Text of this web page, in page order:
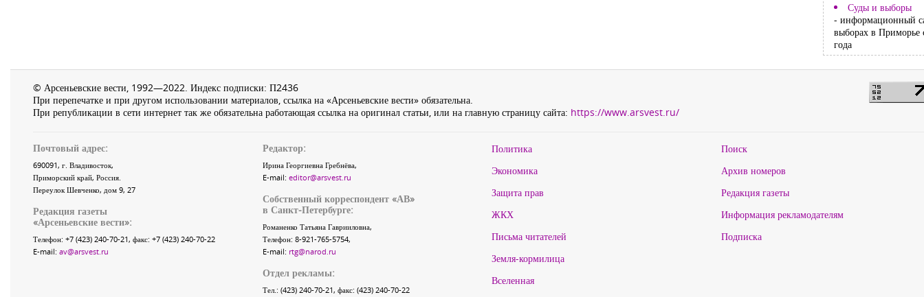
Суды и выборы
- информационный
выборах в Приморье
года
© Арсеньевские вести, 1992—2022. Индекс подписки: П2436
При перепечатке и при другом использовании материалов, ссылка на «Арсеньевские вести» обязательна.
При републикации в сети интернет так же обязательна работающая ссылка на оригинал статьи, или на главную страницу сайта: https://www.arsvest.ru/
Почтовый адрес:
690091, г. Владивосток,
Приморский край, Россия.
Переулок Шевченко, дом 9, 27
Редакция газеты
«Арсеньевские вести»:
Телефон: +7 (423) 240-70-21, факс: +7 (423) 240-70-22
E-mail: av@arsvest.ru
Редактор:
Ирина Георгиевна Гребнёва,
E-mail: editor@arsvest.ru
Собственный корреспондент «АВ»
в Санкт-Петербурге:
Романенко Татьяна Гаврииловна,
Телефон: 8-921-765-5754,
E-mail: rtg@narod.ru
Отдел рекламы:
Тел.: (423) 240-70-21, факс: (423) 240-70-22
Политика
Экономика
Защита прав
ЖКХ
Письма читателей
Земля-кормилица
Вселенная
Поиск
Архив номеров
Редакция газеты
Информация рекламодателям
Подписка